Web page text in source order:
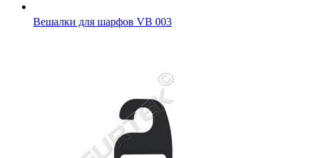
Вешалки для шарфов VB 003